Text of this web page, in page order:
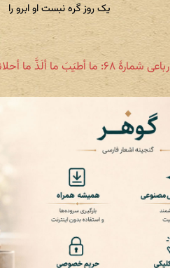
یک روز گره نبست او ابرو را
رباعی شمارهٔ ۶۸: ما أطیَبَ ما ألَذَّ ما أحلانا